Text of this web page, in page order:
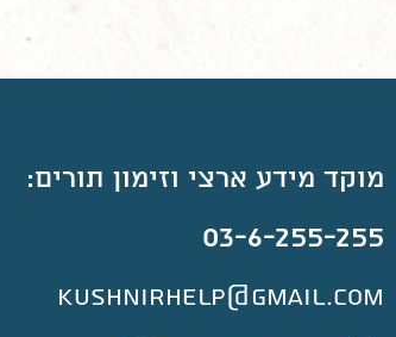
מוקד מידע ארצי וזימון תורים:
03-6-255-255
kushnirhelp@gmail.com